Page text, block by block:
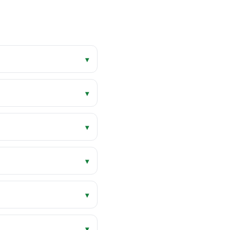
▾
▾
▾
▾
▾